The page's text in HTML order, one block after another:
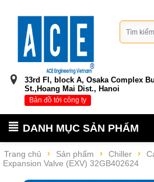
33rd Fl, block A, Osaka Complex
St.,Hoang Mai Dist., Hanoi
Bản đồ tới công ty
DANH MỤC SẢN PHẨM
Trang chủ Sản phẩm Chiller
Expansion Valve (EXV) 32GB402624